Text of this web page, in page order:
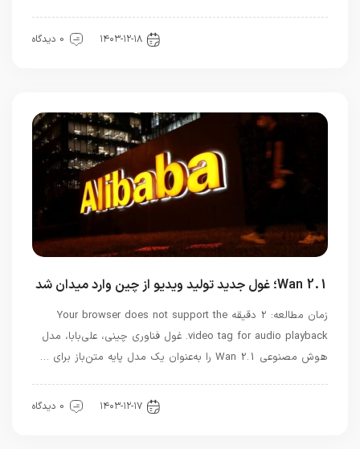
۱۴۰۳-۱۲-۱۸ 0 دیدگاه
Wan 2.1؛ غول جدید تولید ویدیو از چین وارد میدان شد
زمان مطالعه: 2 دقیقه Your browser does not support the
video tag for audio playback. غول فناوری چینی، علی‌بابا، مدل
هوش مصنوعی Wan 2.1 را به‌عنوان یک مدل پایه متن‌باز برای …
۱۴۰۳-۱۲-۱۷ 0 دیدگاه